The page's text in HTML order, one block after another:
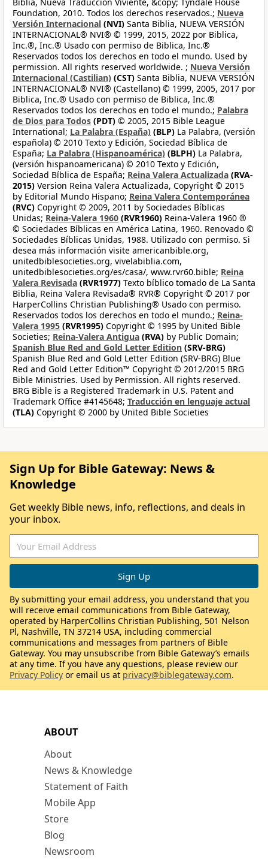
Foundation, 2010. Todos los derechos reservados.; Nueva
Versión Internacional (NVI) Santa Biblia, NUEVA VERSIÓN
INTERNACIONAL® NVI® © 1999, 2015, 2022 por Biblica,
Inc.®, Inc.® Usado con permiso de Biblica, Inc.®
Reservados todos los derechos en todo el mundo. Used by
permission. All rights reserved worldwide. ; Nueva Versión
Internacional (Castilian) (CST) Santa Biblia, NUEVA VERSIÓN
INTERNACIONAL® NVI® (Castellano) © 1999, 2005, 2017 por
Biblica, Inc.® Usado con permiso de Biblica, Inc.®
Reservados todos los derechos en todo el mundo.; Palabra
de Dios para Todos (PDT) © 2005, 2015 Bible League
International; La Palabra (España) (BLP) La Palabra, (versión
española) © 2010 Texto y Edición, Sociedad Bíblica de
España; La Palabra (Hispanoamérica) (BLPH) La Palabra,
(versión hispanoamericana) © 2010 Texto y Edición,
Sociedad Bíblica de España; Reina Valera Actualizada (RVA-
2015) Version Reina Valera Actualizada, Copyright © 2015
by Editorial Mundo Hispano; Reina Valera Contemporánea
(RVC) Copyright © 2009, 2011 by Sociedades Bíblicas
Unidas; Reina-Valera 1960 (RVR1960) Reina-Valera 1960 ®
© Sociedades Bíblicas en América Latina, 1960. Renovado ©
Sociedades Bíblicas Unidas, 1988. Utilizado con permiso. Si
desea más información visite americanbible.org,
unitedbiblesocieties.org, vivelabiblia.com,
unitedbiblesocieties.org/es/casa/, www.rvr60.bible; Reina
Valera Revisada (RVR1977) Texto bíblico tomado de La Santa
Biblia, Reina Valera Revisada® RVR® Copyright © 2017 por
HarperCollins Christian Publishing® Usado con permiso.
Reservados todos los derechos en todo el mundo.; Reina-
Valera 1995 (RVR1995) Copyright © 1995 by United Bible
Societies; Reina-Valera Antigua (RVA) by Public Domain;
Spanish Blue Red and Gold Letter Edition (SRV-BRG)
Spanish Blue Red and Gold Letter Edition (SRV-BRG) Blue
Red and Gold Letter Edition™ Copyright © 2012/2015 BRG
Bible Ministries. Used by Permission. All rights reserved.
BRG Bible is a Registered Trademark in U.S. Patent and
Trademark Office #4145648; Traducción en lenguaje actual
(TLA) Copyright © 2000 by United Bible Societies
ABOUT
About
News & Knowledge
Statement of Faith
Mobile App
Store
Blog
Newsroom
Sign Up for Bible Gateway: News &
Knowledge
Get weekly Bible news, info, reflections, and deals in
your inbox.
By submitting your email address, you understand that you
will receive email communications from Bible Gateway,
operated by HarperCollins Christian Publishing, 501 Nelson
Pl, Nashville, TN 37214 USA, including commercial
communications and messages from partners of Bible
Gateway. You may unsubscribe from Bible Gateway’s emails
at any time. If you have any questions, please review our
Privacy Policy or email us at privacy@biblegateway.com.